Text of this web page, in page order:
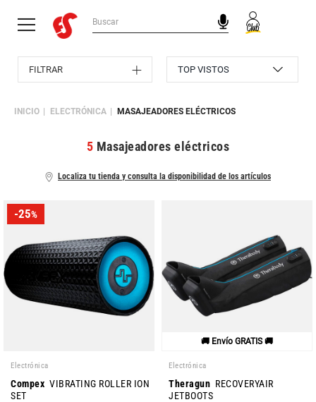
INICIO ELECTRÓNICA MASAJEADORES ELÉCTRICOS
Localiza tu tienda y consulta la disponibilidad de los artículos
5 Masajeadores eléctricos
-25%
Electrónica
Compex VIBRATING ROLLER ION
SET
🚚 Envío GRATIS 🚚
Electrónica
Theragun RECOVERYAIR
JETBOOTS
FILTRAR